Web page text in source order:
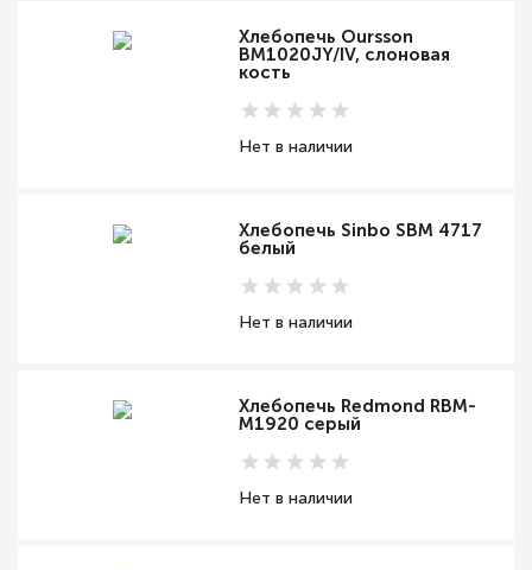
Хлебопечь Oursson
BM1020JY/IV, слоновая
кость
Нет в наличии
Хлебопечь Sinbo SBM 4717
белый
Нет в наличии
Хлебопечь Redmond RBM-
M1920 серый
Нет в наличии